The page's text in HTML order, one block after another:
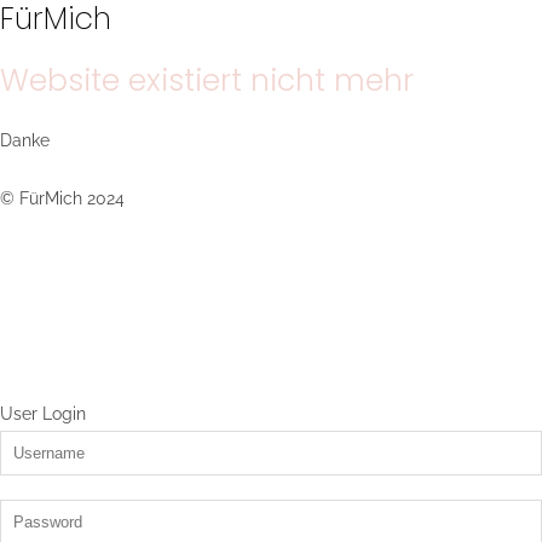
FürMich
Website existiert nicht mehr
Danke
© FürMich 2024
User Login